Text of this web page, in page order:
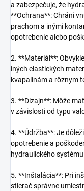
a zabezpečuje, že
**Ochrana**: Chráni
prachom a inými
opotrebenie alebo
2. **Materiál**:
iných elastických
kvapalinám a rôznym
3. **Dizajn**: Môže
v závislosti od typu
4. **Údržba**: Je
opotrebenie a
hydraulického
5. **Inštalácia**: Pri
stierač správne